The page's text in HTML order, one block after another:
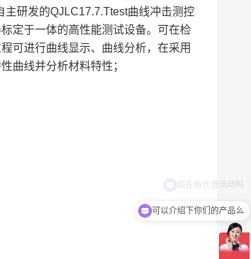
主研发的QJLC17.7.Ttest曲线冲击测控
定于一体的高性能测试设备。 可在检
可进行曲线显示、曲线分析，在采用
曲线并分析材料特性；
可以介绍下你们的产品么